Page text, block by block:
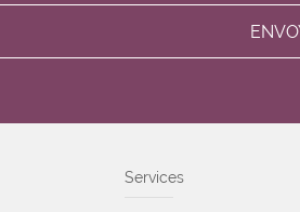
Services